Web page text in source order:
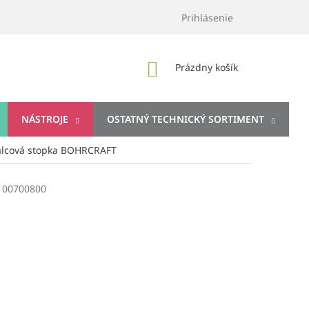
Prihlásenie
NÁKUPNÝ
Prázdny košík
NÁSTROJE OSTATNÝ TECHNICKÝ SORTIMENT
stopka BOHRCRAFT